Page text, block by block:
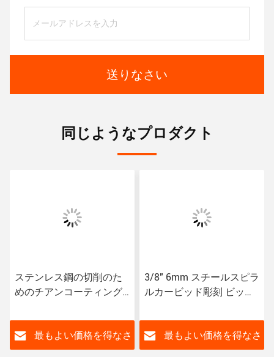
送りなさい
同じようなプロダクト
ステンレス鋼の切削のた
めのチアンコーティング
ッド メタル・ソリッド・
カービッド・エンド・ミ
ル
最もよい価格を得なさ
3/8" 6mm スチールスピラ
ルカービッド彫刻 ビット
のTiNコーティング
最もよい価格を得なさ